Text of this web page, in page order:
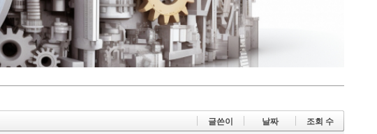
글쓴이 날짜 조회 수